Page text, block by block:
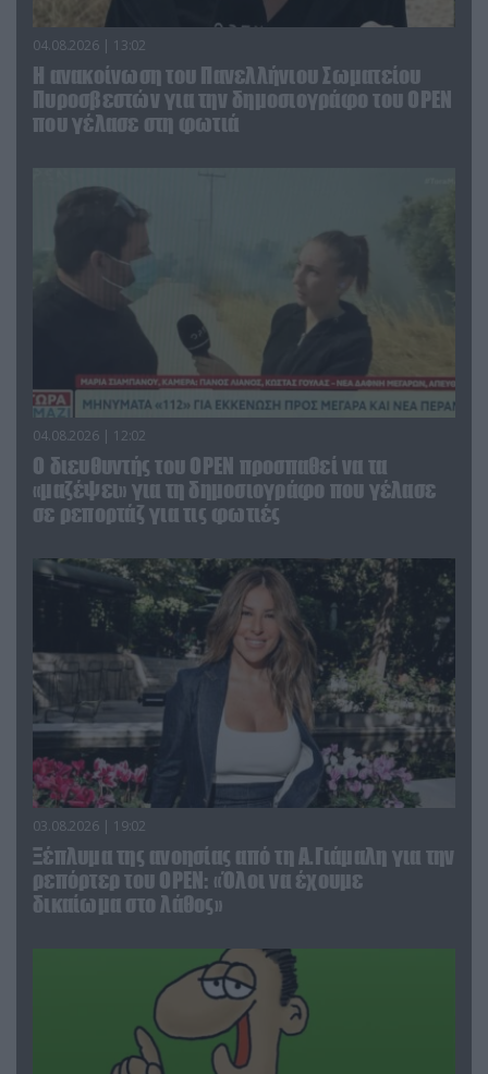
04.08.2026 | 13:02
Η ανακοίνωση του Πανελλήνιου Σωματείου
Πυροσβεστών για την δημοσιογράφο του OPEN
που γέλασε στη φωτιά
04.08.2026 | 12:02
O διευθυντής του OPEN προσπαθεί να τα
«μαζέψει» για τη δημοσιογράφο που γέλασε
σε ρεπορτάζ για τις φωτιές
03.08.2026 | 19:02
Ξέπλυμα της ανοησίας από τη Α.Γιάμαλη για την
ρεπόρτερ του ΟΡΕΝ: «Όλοι να έχουμε
δικαίωμα στο λάθος»